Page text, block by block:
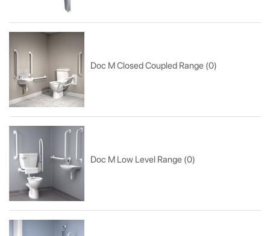
Doc M Closed Coupled Range (0)
Doc M Low Level Range (0)